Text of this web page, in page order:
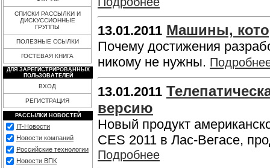
СПИСКИ РАССЫЛКИ И
ДИСКУССИОННЫЕ
ГРУППЫ
ПОЛЕЗНЫЕ ССЫЛКИ
ГОСТЕВАЯ КНИГА
ДЛЯ ЗАРЕГИСТРИРОВАННЫХ
ПОЛЬЗОВАТЕЛЕЙ
ВХОД
РЕГИСТРАЦИЯ
РАССЫЛКИ НОВОСТЕЙ
IT-Новости
Новости компаний
Российские технологии
Новости ВПК
13.01.2011 Машины,
Почему достижения
никому не нужны.
13.01.2011
версию
Новый продукт
CES 2011 в Лас-Вегасе,
Подробнее